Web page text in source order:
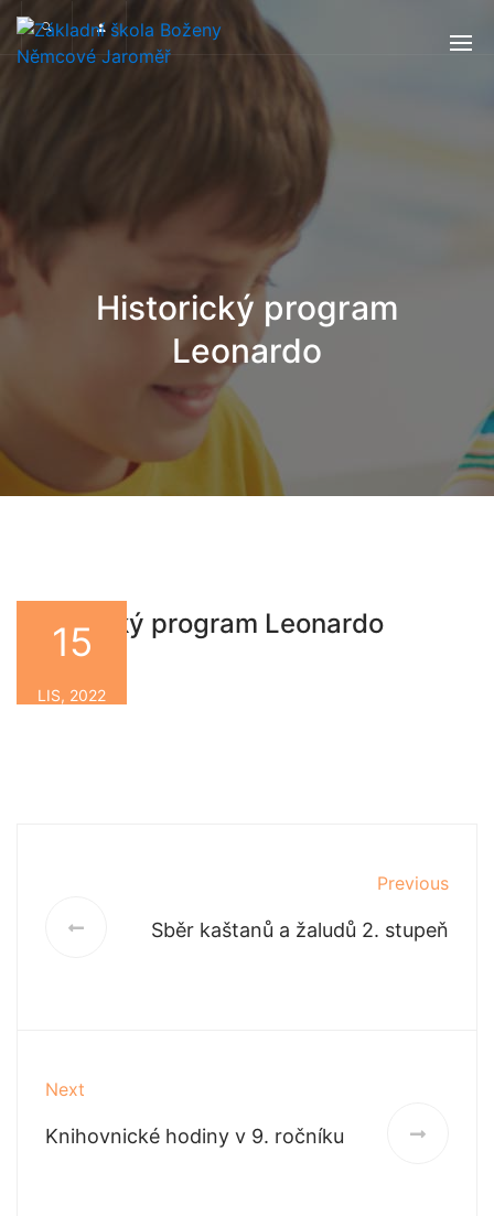
Historický program
Leonardo
Historický program Leonardo
15
LIS, 2022
Previous
Sběr kaštanů a žaludů 2. stupeň
Next
Knihovnické hodiny v 9. ročníku